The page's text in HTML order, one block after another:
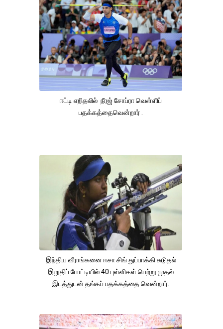
ஈட்டி எறிதலில் நீரஜ் சோப்ரா வெள்ளிப்
பதக்கத்தைவென்றார் .
இந்திய வீராங்கனை ஈசா சிங் துப்பாக்கி சுடுதல்
இறுதிப் போட்டியில் 40 புள்ளிகள் பெற்று முதல்
இடத்துடன் தங்கப் பதக்கத்தை வென்றார்.